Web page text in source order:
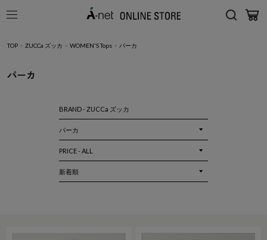
TOP > ZUCCa ズッカ > WOMEN'S Tops > パーカ
パーカ
BRAND - ZUCCa ズッカ